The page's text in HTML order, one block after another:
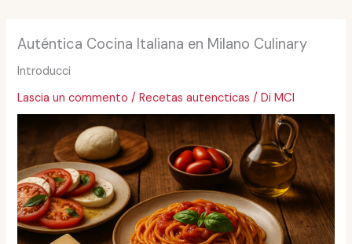
Auténtica Cocina Italiana en Milano Culinary
Introducci
Lascia un commento /Recetas autencticas / DiMCI